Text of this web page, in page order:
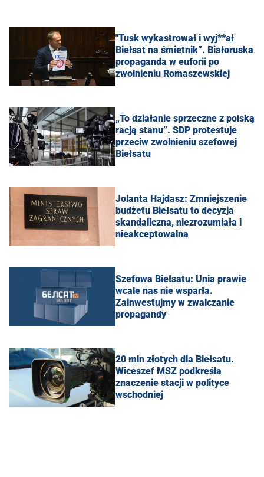
"Tusk wykastrował i wyj**ał
Biełsat na śmietnik”. Białoruska
propaganda w euforii po
zwolnieniu Romaszewskiej
„To działanie sprzeczne z polską
racją stanu”. SDP protestuje
przeciw zwolnieniu szefowej
Biełsatu
Jolanta Hajdasz: Zmniejszenie
budżetu Biełsatu to decyzja
skandaliczna, niezrozumiała i
nieakceptowalna
Szefowa Biełsatu: Unia prawie
wcale nas nie wsparła.
Zainwestujmy w zwalczanie
propagandy
20 mln złotych dla Biełsatu.
Wiceszef MSZ podkreśla
znaczenie stacji w polityce
wschodniej